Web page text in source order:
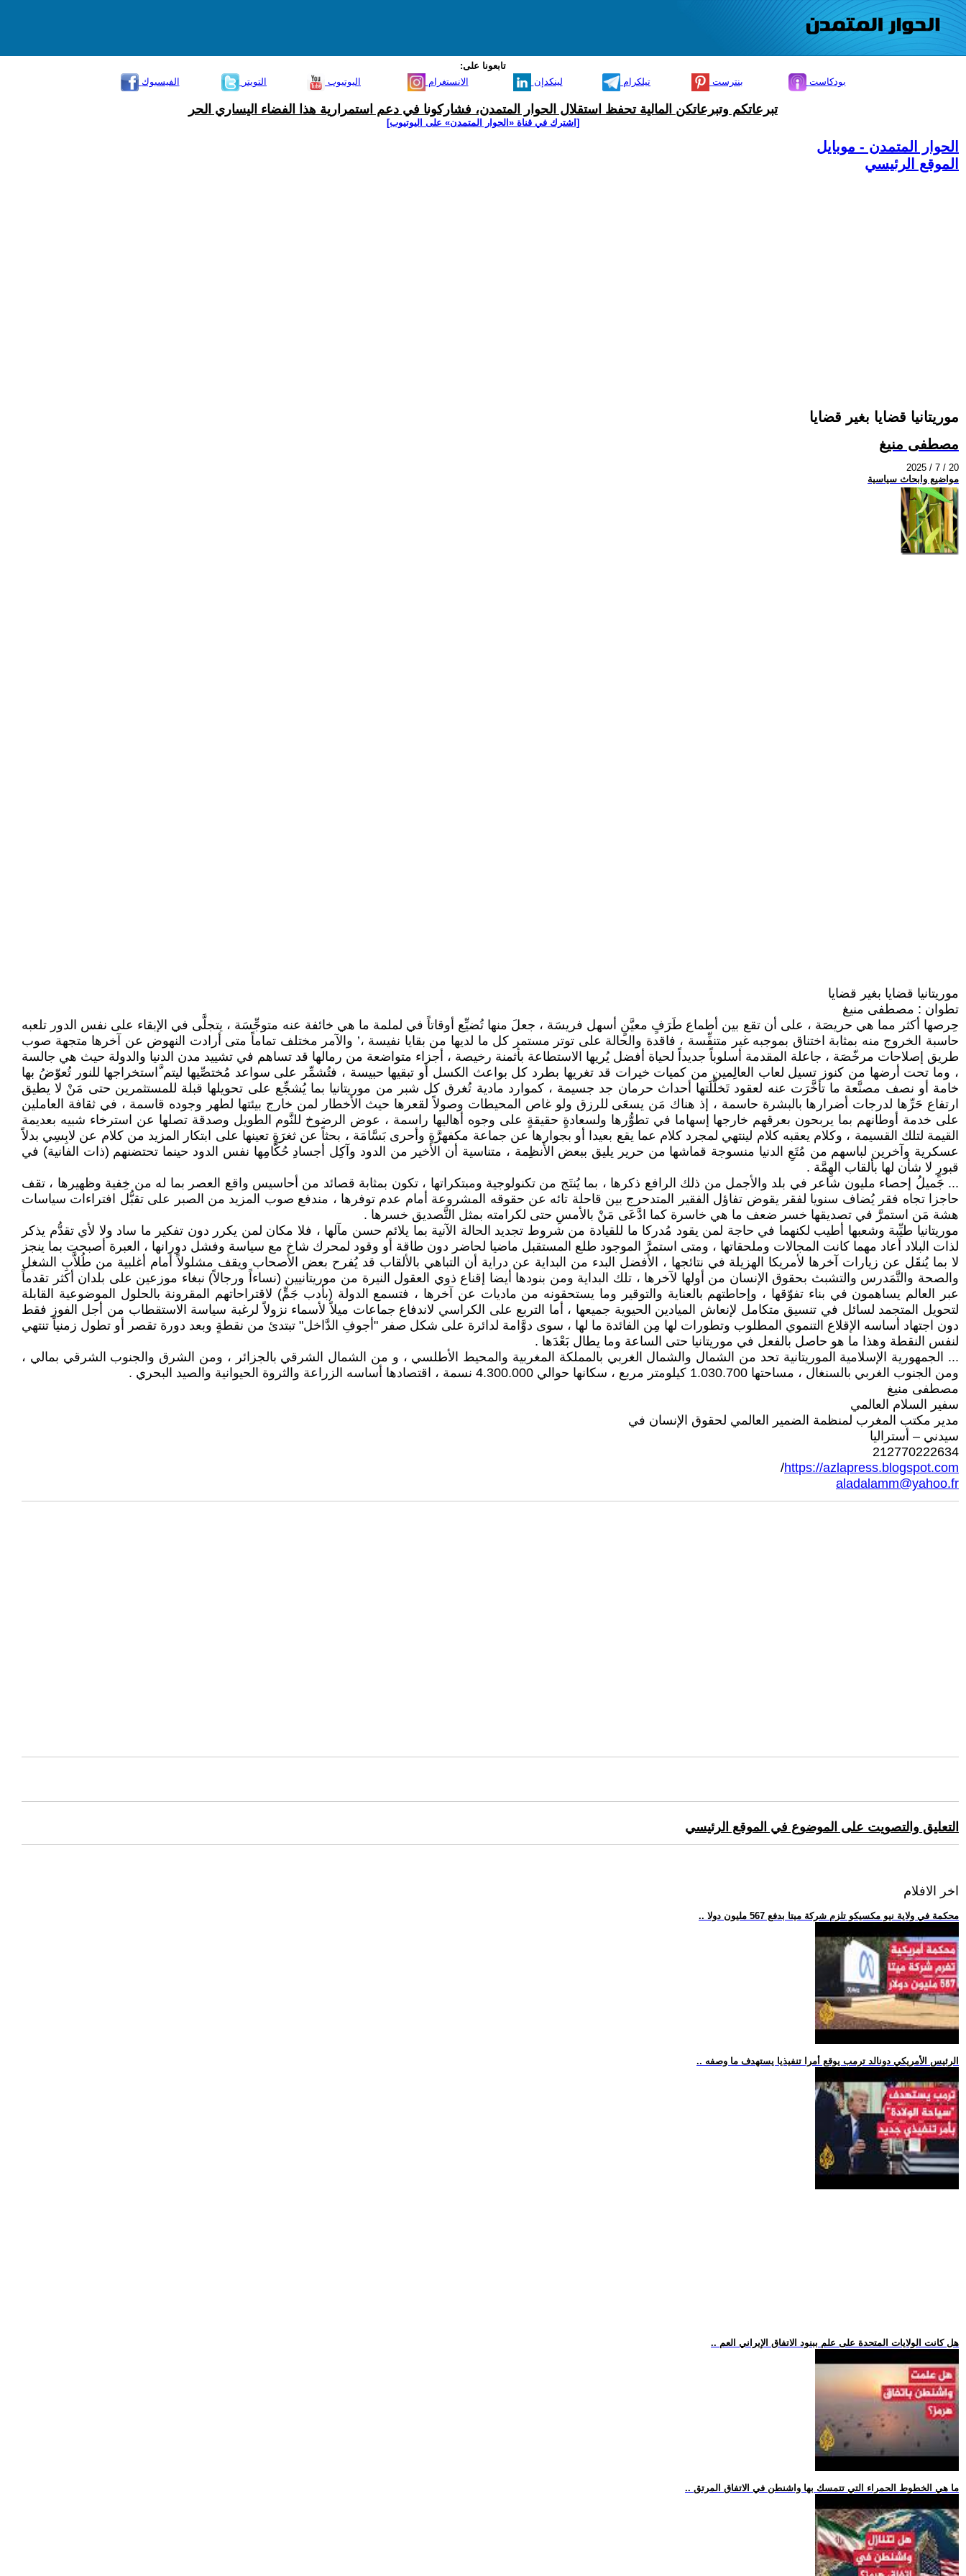
تابعونا على:
الفيسبوك
التويتر اليوتيوب الانستغرام لينكدإن تيلكرام بنترست بودكاست
تبرعاتكم وتبرعاتكن المالية تحفظ استقلال الحوار المتمدن، فشاركونا في دعم استمرارية هذا الفضاء اليساري الحر
[اشترك في قناة ‫«الحوار المتمدن» على اليوتيوب]
الحوار المتمدن - موبايل
الموقع الرئيسي
موريتانيا قضايا بغير قضايا
مصطفى منيغ
2025 / 7 / 20
مواضيع وابحاث سياسية
موريتانيا قضايا بغير قضايا
تطوان : مصطفى منيغ
حِرصها أكثر مما هي حريصَة ، على أن تقع بين أطماع طَرَفٍ معيَّنٍ أسهل فريسَة ، جعلَ منها تُضيِّع أوقاتاً في لملمة ما هي خائفة عنه متوجِّسَة ، يتجلَّى في الإبقاء على نفس الدور تلعبه
حاسبة الخروج منه بمثابة اختناق بموجبه غير متنفِّسة ، فاقدة والحالة على توتر مستمر كل ما لديها من بقايا نفيسة ،’ والآمر مختلف تماماً متى أرادت النهوض عن آخرها متجهة صوب
طريق إصلاحات مرخّصَة ، جاعلة المقدمة أسلوباً جديداً لحياة أفضل يُريها الاستطاعة بأثمنة رخيصة ، أجزاء متواضعة من رمالها قد تساهم في تشييد مدن الدنيا والدولة حيث هي جالسة
، وما تحت أرضها من كنوز تسيل لعاب العالِمين من كميات خيرات قد تغريها بطرد كل بواعث الكسل أو تبقيها حبيسة ، فتُشمِّر على سواعد مُختصِّيها ليتم َّاستخراجها للنور تُعوّضُ بها
خامة أو نصف مصنَّعة ما تأخَّرَت عنه لعقود تَخلَّلَتها أحداث حرمان جد جسيمة ، كموارد مادية تُغرق كل شبر من موريتانيا بما يُشجِّع على تحويلها قبلة للمستثمرين حتى مَنْ لا يطيق
ارتفاع حَرِّها لدرجات أضرارها بالبشرة حاسمة ، إذ هناك مَن يسعَى للرزق ولو غاص المحيطات وصولاً لقعرها حيث الأخطار لمن خارج بيئتها لطهر وجوده قاسمة ، في ثقافة العاملين
على خدمة أوطانهم بما يربحون بعرقهم خارجها إسهاما في تطوُّرها ولسعادةٍ حقيقةٍ على وجوه أهاليها راسمة ، عوض الرضوخ للنَّوم الطويل وصدقة تصلها عن استرخاء شبيه بعديمة
القيمة لتلك القسيمة ، وكلام يعقبه كلام لينتهي لمجرد كلام عما يقع بعيدا أو بجوارها عن جماعة مكفهرَّةٍ وأحرى بَسَّامَة ، بحثاً عن ثغرَةٍ تعينها على ابتكار المزيد من كلام عن لابِسِي بدلاً
عسكرية وآخرين لباسهم من مُتَعِ الدنيا منسوجة قماشها من حرير يليق ببعض الأنظِمة ، متناسية أن الأخير من الدود وآكِل أجسادِ حُكَّامِها نفس الدود حينما تحتضنهم (ذات الفانية) في
قبورٍ لا شأن لها بألقاب الهِمَّة .
... جَميلُ إحصاء مليون شاعر في بلد والأجمل من ذلك الرافع ذكرها ، بما يُنتَج من تكنولوجية ومبتكراتها ، تكون بمثابة قصائد من أحاسيس واقع العصر بما له من خِفية وظهيرها ، تقف
حاجزا تجاه فقر يُضاف سنويا لفقر يقوض تفاؤل الفقير المتدحرج بين قاحلة تائه عن حقوقه المشروعة أمام عدم توفرها ، مندفع صوب المزيد من الصبر على تقبُّل افتراءات سياسات
هشة مَن استمرَّ في تصديقها خسر ضعف ما هي خاسرة كما ادَّعَى مَنْ بالأمسِ حتى لكرامته بمثل التَّصديق خسرها .
موريتانيا طيِّبة وشعبها أطيب لكنهما في حاجة لمن يقود مُدركا ما للقيادة من شروط تجديد الحالة الآنية بما يلائم حسن مآلها ، فلا مكان لمن يكرر دون تفكير ما ساد ولا لأي تقدُّم يذكر
لذات البلاد أعاد مهما كانت المجالات وملحقاتها ، ومتى استمرَّ الموجود طلع المستقبل ماضيا لحاضر دون طاقة أو وقود لمحرك شاخ مع سياسة وفشل دورانها ، العبرة أصبحت بما ينجز
لا بما يُنقَل عن زيارات آخرها لأمريكا الهزيلة في نتائجها ، الأفضل البدء من البداية عن دراية أن التباهي بالألقاب قد يُفرح بعض الأصحاب ويقف مشلولاً أمام أغلبية من طُلاَّبِ الشغل
والصحة والتَّمَدرس والتشبث بحقوق الإنسان من أولها لآخرها ، تلك البداية ومن بنودها أيضا إقناع ذوي العقول النيرة من موريتانيين (نساءاً ورجالاً) نبغاء موزعين على بلدان أكثر تقدماً
عبر العالم يساهمون في بناء تفوّقها ، وإحاطتهم بالعناية والتوقير وما يستحقونه من ماديات عن آخرها ، فتسمع الدولة (بأدب جَمٍّ) لاقتراحاتهم المقرونة بالحلول الموضوعية القابلة
لتحويل المتجمد لسائل في تنسيق متكامل لإنعاش الميادين الحيوية جميعها ، أما التربع على الكراسي لاندفاع جماعات ميلاً لأسماء نزولاً لرغبة سياسة الاستقطاب من أجل الفوز فقط
دون اجتهاد أساسه الإقلاع التنموي المطلوب وتطورات لها مِن الفائدة ما لها ، سوى دوَّامة لدائرة على شكل صفر "أجوفِ الدَّاخل" تبتدئ من نقطةٍ وبعد دورة تقصر أو تطول زمنياً تنتهي
لنفس النقطة وهذا ما هو حاصل بالفعل في موريتانيا حتى الساعة وما يطال بَعْدَها .
... الجمهورية الإسلامية الموريتانية تحد من الشمال والشمال الغربي بالمملكة المغربية والمحيط الأطلسي ، و من الشمال الشرقي بالجزائر ، ومن الشرق والجنوب الشرقي بمالي ،
ومن الجنوب الغربي بالسنغال ، مساحتها 1.030.700 كيلومتر مربع ، سكانها حوالي 4.300.000 نسمة ، اقتصادها أساسه الزراعة والثروة الحيوانية والصيد البحري .
مصطفى منيغ
سفير السلام العالمي
مدير مكتب المغرب لمنظمة الضمير العالمي لحقوق الإنسان في
سيدني – أستراليا
212770222634
https://azlapress.blogspot.com
/
aladalamm@yahoo.fr
التعليق والتصويت على الموضوع في الموقع الرئيسي
اخر الافلام
.. محكمة في ولاية نيو مكسيكو تلزم شركة ميتا بدفع 567 مليون دولا
.. الرئيس الأمريكي دونالد ترمب يوقع أمرا تنفيذيا يستهدف ما وصفه
.. هل كانت الولايات المتحدة على علم ببنود الاتفاق الإيراني العم
.. ما هي الخطوط الحمراء التي تتمسك بها واشنطن في الاتفاق المرتق